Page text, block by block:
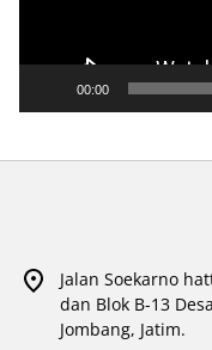
00:00
Jalan Soekarno
dan Blok B-13
Jombang, Jatim.